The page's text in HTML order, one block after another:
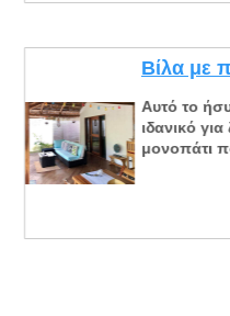
Βίλα με
Αυτό το
ιδανικό για
μονοπάτι